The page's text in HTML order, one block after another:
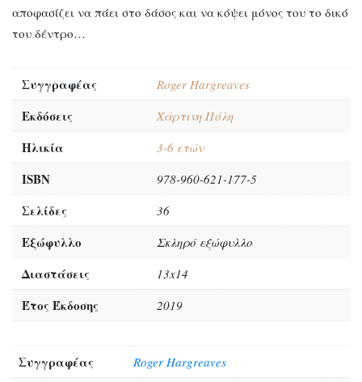
αποφασίζει να πάει στο δάσος και να κόψει μόνος του το δικό
του δέντρο…
Συγγραφέας Roger Hargreaves
Εκδόσεις Χάρτινη Πόλη
Ηλικία 3-6 ετών
ISBN 978-960-621-177-5
Σελίδες 36
Εξώφυλλο Σκληρό εξώφυλλο
Διαστάσεις 13x14
Έτος Έκδοσης 2019
Συγγραφέας Roger Hargreaves